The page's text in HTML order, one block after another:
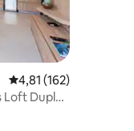
Vlerësimi mesatar
4,81 (162)